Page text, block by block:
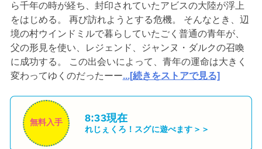
ら千年の時が経ち、封印されていたアビスの大陸が浮上
をはじめる。 再び訪れようとする危機。 そんなとき、辺
境の村ウインドミルで暮らしていたごく普通の青年が、
父の形見を使い、レジェンド、ジャンヌ・ダルクの召喚
に成功する。 この出会いによって、青年の運命は大きく
変わってゆくのだったーー...[続きをストアで見る]
無料入手 8:33現在
れじぇくろ！ スグに遊べます＞＞